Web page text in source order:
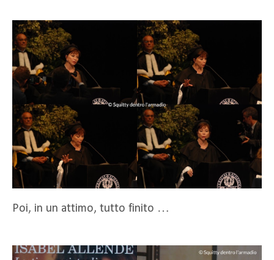
Poi, in un attimo, tutto finito …